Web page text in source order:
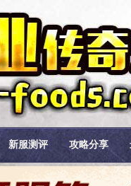
新服测评 攻略分享